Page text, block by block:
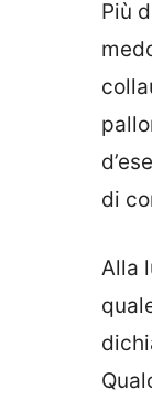
Più
di
Alla